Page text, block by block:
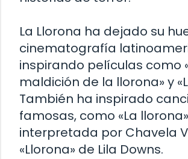
La Llorona ha dejado su
cinematografía
inspirando películas como
maldición de la llorona» y
También ha inspirado
famosas, como «La llorona»
interpretada por Chavela
«Llorona» de Lila Downs.